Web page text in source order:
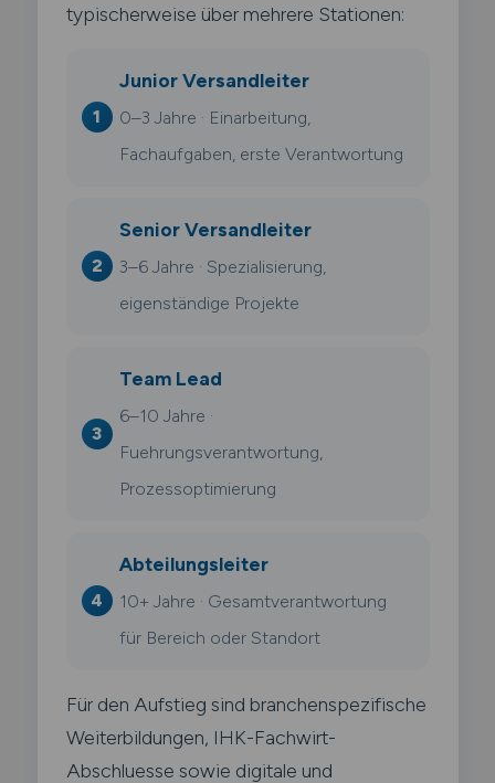
typischerweise über mehrere Stationen:
Junior Versandleiter
0–3 Jahre · Einarbeitung,
Fachaufgaben, erste Verantwortung
Senior Versandleiter
3–6 Jahre · Spezialisierung,
eigenständige Projekte
Team Lead
6–10 Jahre ·
Fuehrungsverantwortung,
Prozessoptimierung
Abteilungsleiter
10+ Jahre · Gesamtverantwortung
für Bereich oder Standort
Für den Aufstieg sind branchenspezifische
Weiterbildungen, IHK-Fachwirt-
Abschluesse sowie digitale und